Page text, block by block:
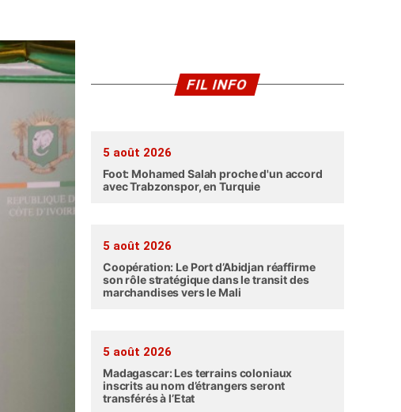
FIL INFO
5 août 2026
Foot: Mohamed Salah proche d'un accord
avec Trabzonspor, en Turquie
5 août 2026
Coopération: Le Port d’Abidjan réaffirme
son rôle stratégique dans le transit des
marchandises vers le Mali
5 août 2026
Madagascar: Les terrains coloniaux
inscrits au nom d’étrangers seront
transférés à l’Etat